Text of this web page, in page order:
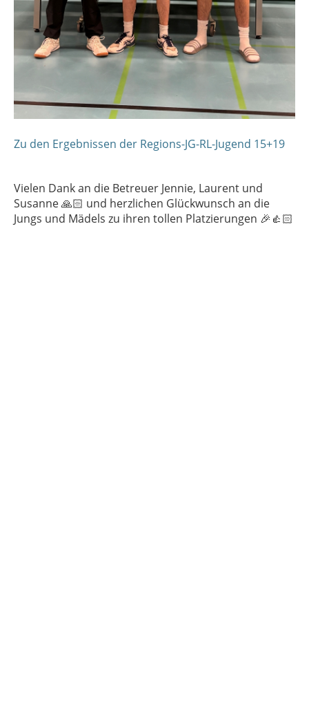
Zu den Ergebnissen der Regions-JG-RL-Jugend 15+19
Vielen Dank an die Betreuer Jennie, Laurent und
Susanne 🙏🏻 und herzlichen Glückwunsch an die
Jungs und Mädels zu ihren tollen Platzierungen 🎉👍🏻